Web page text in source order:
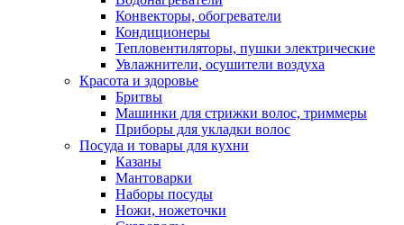
Конвекторы, обогреватели
Кондиционеры
Тепловентиляторы, пушки электрические
Увлажнители, осушители воздуха
Красота и здоровье
Бритвы
Машинки для стрижки волос, триммеры
Приборы для укладки волос
Посуда и товары для кухни
Казаны
Мантоварки
Наборы посуды
Ножи, ножеточки